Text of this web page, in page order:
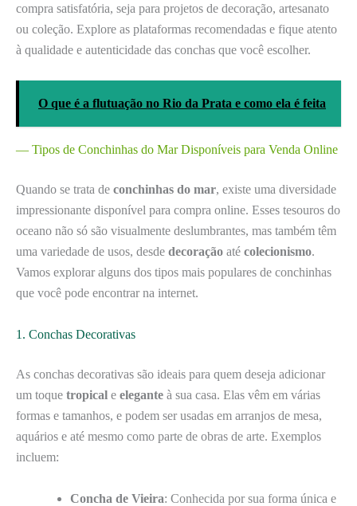
compra satisfatória, seja para projetos de decoração, artesanato
ou coleção. Explore as plataformas recomendadas e fique atento
à qualidade e autenticidade das conchas que você escolher.
O que é a flutuação no Rio da Prata e como ela é feita
— Tipos de Conchinhas do Mar Disponíveis para Venda Online
Quando se trata de conchinhas do mar, existe uma diversidade
impressionante disponível para compra online. Esses tesouros do
oceano não só são visualmente deslumbrantes, mas também têm
uma variedade de usos, desde decoração até colecionismo.
Vamos explorar alguns dos tipos mais populares de conchinhas
que você pode encontrar na internet.
1. Conchas Decorativas
As conchas decorativas são ideais para quem deseja adicionar
um toque tropical e elegante à sua casa. Elas vêm em várias
formas e tamanhos, e podem ser usadas em arranjos de mesa,
aquários e até mesmo como parte de obras de arte. Exemplos
incluem:
Concha de Vieira: Conhecida por sua forma única e